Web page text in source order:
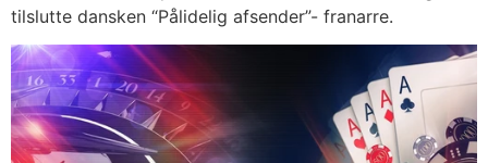
tilslutte dansken “Pålidelig afsender”- franarre.